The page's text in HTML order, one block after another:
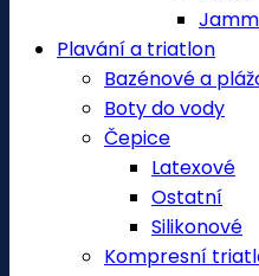
Plavání a triatlon
Bazénové a
Boty do vody
Čepice
Latexové
Ostatní
Silikonové
Kompresní